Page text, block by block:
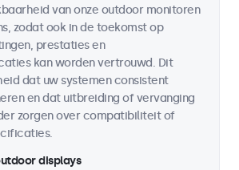
van onze outdoor monitoren
zodat ook in de toekomst op
prestaties en
kan worden vertrouwd. Dit
dat uw systemen consistent
en dat uitbreiding of vervanging
zorgen over compatibiliteit of
displays